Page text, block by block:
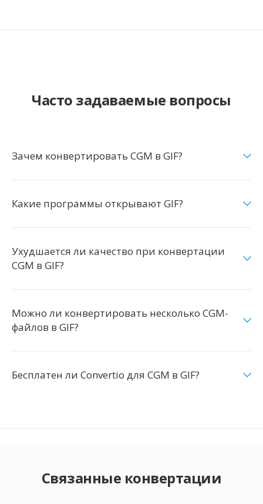
Часто задаваемые вопросы
Зачем конвертировать CGM в GIF?
Какие программы открывают GIF?
Ухудшается ли качество при конвертации
CGM в GIF?
Можно ли конвертировать несколько CGM-
файлов в GIF?
Бесплатен ли Convertio для CGM в GIF?
Связанные конвертации